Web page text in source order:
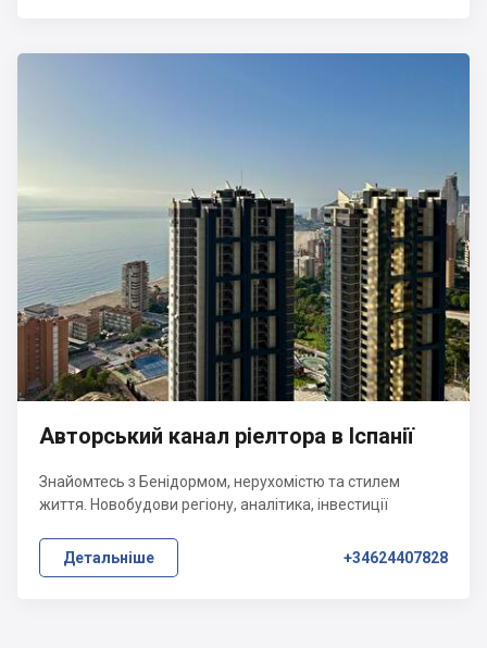
Авторський канал ріелтора в Іспанії
Знайомтесь з Бенідормом, нерухомістю та стилем
життя. Новобудови регіону, аналітика, інвестиції
Детальніше +34624407828